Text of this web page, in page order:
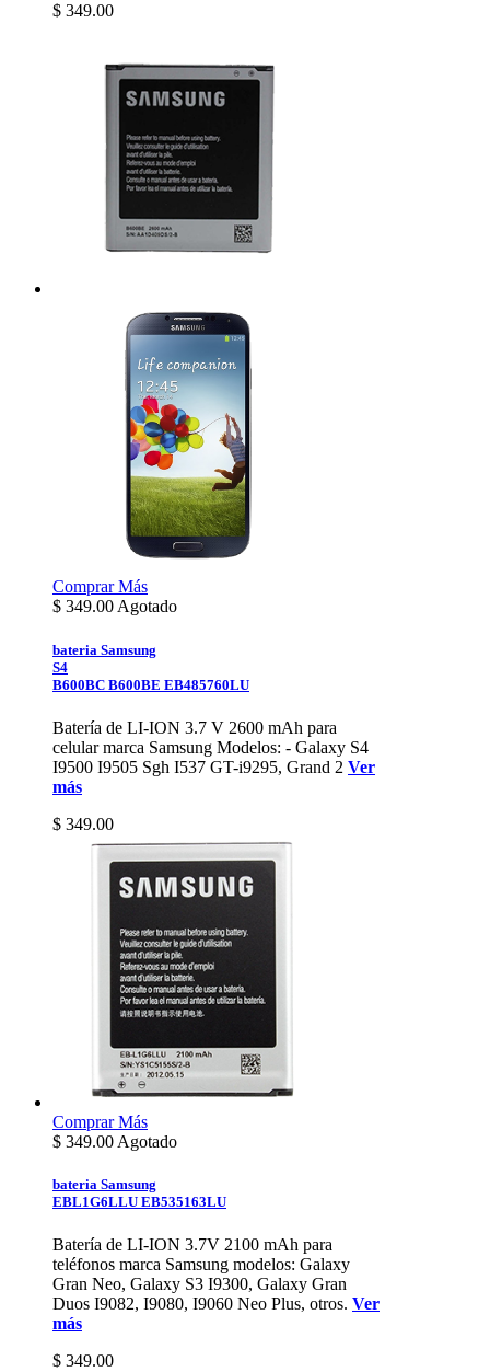
$ 349.00
ComprarMás
$ 349.00Agotado
bateria Samsung
S4
B600BC B600BE EB485760LU
Batería de LI-ION 3.7 V 2600 mAh para
celular marca Samsung Modelos: - Galaxy S4
I9500 I9505 Sgh I537 GT-i9295, Grand 2 Ver
más
$ 349.00
ComprarMás
$ 349.00 Agotado
bateria Samsung
EBL1G6LLU EB535163LU
Batería de LI-ION 3.7V 2100 mAh para
teléfonos marca Samsung modelos: Galaxy
Gran Neo, Galaxy S3 I9300, Galaxy Gran
Duos I9082, I9080, I9060 Neo Plus, otros. Ver
más
$ 349.00